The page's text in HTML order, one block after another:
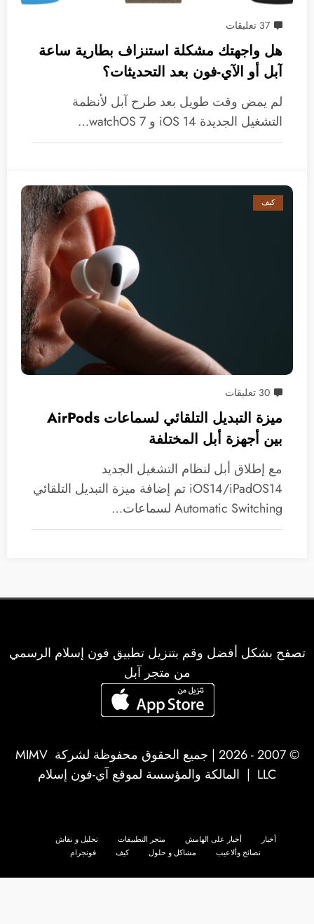
37 تعليقات
هل واجهتك مشكلة استنزاف بطارية ساعة
آبل أو الآي-فون بعد التحديثات؟
لم يمض وقت طويل بعد طرح آبل لأنظمة
التشغيل الجديدة iOS 14 و watchOS 7…
كيف
30 تعليقات
ميزة التبديل التلقائي لسماعات AirPods
بين أجهزة أبل المختلفة
مع إطلاق أبل لنظام التشغيل الجديد
iOS14/iPadOS14 تم إضافة ميزة التبديل التلقائي
Automatic Switching لسماعات…
تصفح بشكل أفضل وقم بتنزيل تطبيق فون إسلام الرسمي
من متجر آبل
© 2007 - 2026 | جميع الحقوق محفوظة لشركة
MIMV
LLC | المالكة والمؤسسة لموقع آي-فون إسلام
أخبار أخبار على الهامش متجر التطبيقات
تحليل و نقاش
نصائح وألاعيب
مشاكل و حلول كيف فونجرام